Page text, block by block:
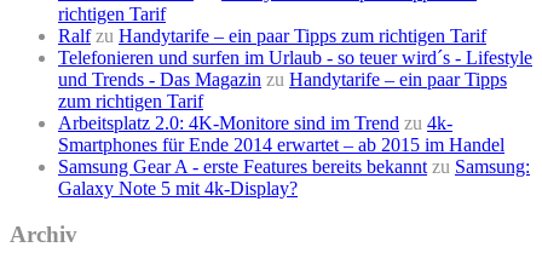
richtigen Tarif
Ralfzu Handytarife – ein paar Tipps zum richtigen Tarif
Telefonieren und surfen im Urlaub - so teuer wird´s - Lifestyle
und Trends - Das Magazin zu Handytarife – ein paar Tipps
zum richtigen Tarif
Arbeitsplatz 2.0: 4K-Monitore sind im Trend zu 4k-
Smartphones für Ende 2014 erwartet – ab 2015 im Handel
Samsung Gear A - erste Features bereits bekannt zu Samsung:
Galaxy Note 5 mit 4k-Display?
Archiv